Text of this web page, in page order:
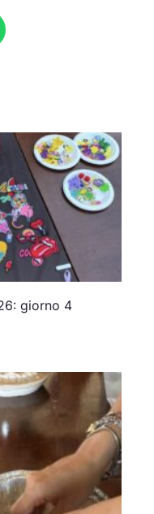
giorno 4